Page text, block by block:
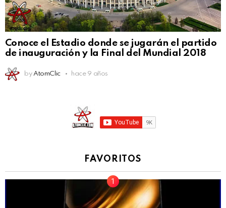
Conoce el Estadio donde se jugarán el partido
de inauguración y la Final del Mundial 2018
by AtomClic hace 9 años
FAVORITOS